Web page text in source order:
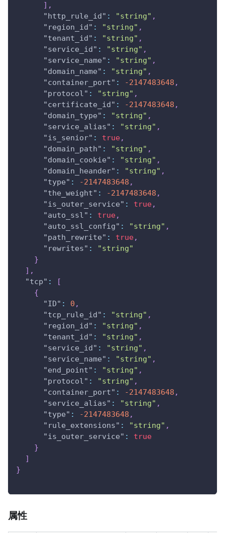
] ,
"http_rule_id" : "string" ,
"region_id" : "string" ,
"tenant_id" : "string" ,
"service_id" : "string" ,
"service_name" : "string" ,
"domain_name" : "string" ,
"container_port" : -2147483648 ,
"protocol" : "string" ,
"certificate_id" : -2147483648 ,
"domain_type" : "string" ,
"service_alias" : "string" ,
"is_senior" : true,
"domain_path" : "string" ,
"domain_cookie" : "string" ,
"domain_heander" : "string" ,
"type" : -2147483648 ,
"the_weight" : -2147483648 ,
"is_outer_service" : true,
"auto_ssl" : true,
"auto_ssl_config" : "string" ,
"path_rewrite" : true,
"rewrites" :
"string"
}
] ,
"tcp" :
[
{
"ID" : 0 ,
"tcp_rule_id" : "string" ,
"region_id" : "string" ,
"tenant_id" : "string" ,
"service_id" : "string" ,
"service_name" : "string" ,
"end_point" : "string" ,
"protocol" : "string" ,
"container_port" : -2147483648 ,
"service_alias" : "string" ,
"type" : -2147483648 ,
"rule_extensions" : "string" ,
"is_outer_service" :
true
}
]
}
属性